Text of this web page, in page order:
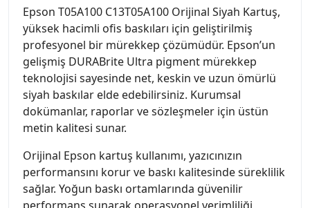
Epson T05A100 C13T05A100 Orijinal Siyah Kartuş,
yüksek hacimli ofis baskıları için geliştirilmiş
profesyonel bir mürekkep çözümüdür. Epson’un
gelişmiş DURABrite Ultra pigment mürekkep
teknolojisi sayesinde net, keskin ve uzun ömürlü
siyah baskılar elde edebilirsiniz. Kurumsal
dokümanlar, raporlar ve sözleşmeler için üstün
metin kalitesi sunar.
Orijinal Epson kartuş kullanımı, yazıcınızın
performansını korur ve baskı kalitesinde süreklilik
sağlar. Yoğun baskı ortamlarında güvenilir
performans sunarak operasyonel verimliliği